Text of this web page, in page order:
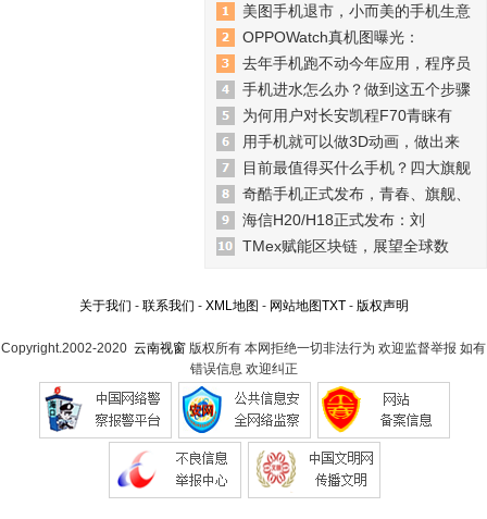
美图手机退市，小而美的手机生意
OPPOWatch真机图曝光：
去年手机跑不动今年应用，程序员
手机进水怎么办？做到这五个步骤
为何用户对长安凯程F70青睐有
用手机就可以做3D动画，做出来
目前最值得买什么手机？四大旗舰
奇酷手机正式发布，青春、旗舰、
海信H20/H18正式发布：刘
TMex赋能区块链，展望全球数
关于我们 - 联系我们 - XML地图 - 网站地图TXT- 版权声明
Copyright.2002-2020 云南视窗 版权所有 本网拒绝一切非法行为 欢迎监督举报 如有
错误信息 欢迎纠正